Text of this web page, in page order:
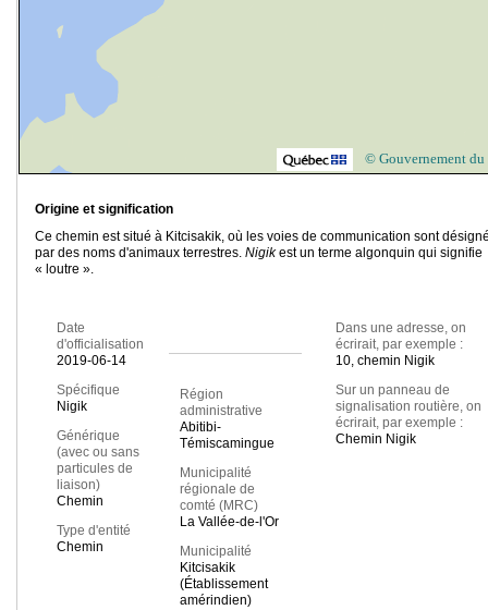
© Gouvernement du
Origine et signification
Ce chemin est situé à Kitcisakik, où les voies de communication sont
par des noms d'animaux terrestres. Nigikest un terme algonquin qui signifie
« loutre ».
Date
d'officialisation
2019-06-14
Spécifique
Nigik
Générique
(avec ou sans
particules de
liaison)
Chemin
Type d'entité
Chemin
Région
administrative
Abitibi-
Témiscamingue
Municipalité
régionale de
comté (MRC)
La Vallée-de-l'Or
Municipalité
Kitcisakik
(Établissement
amérindien)
Dans une adresse, on
écrirait, par exemple :
10, chemin Nigik
Sur un panneau de
signalisation routière, on
écrirait, par exemple :
Chemin Nigik